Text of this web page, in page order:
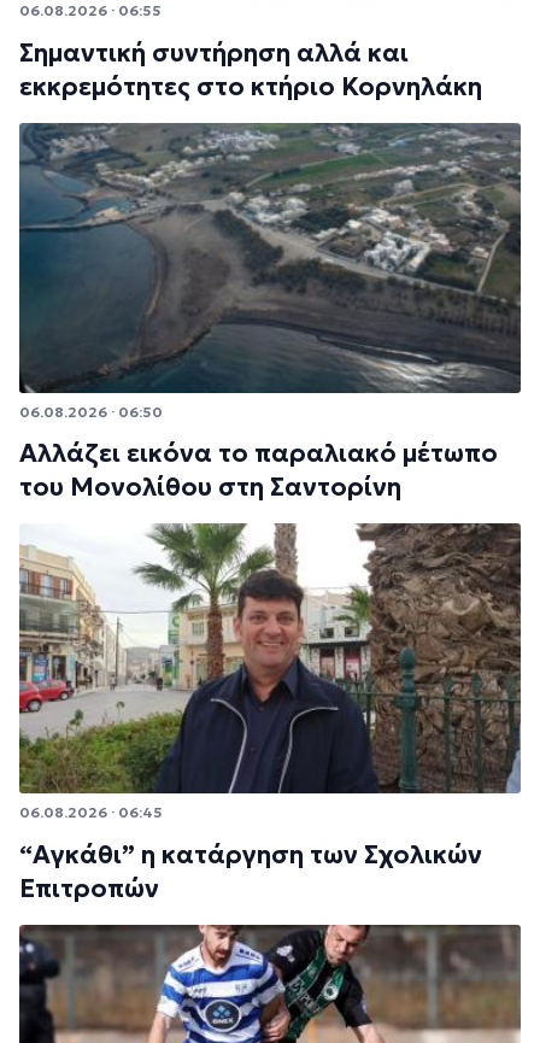
06.08.2026 · 06:55
Σημαντική συντήρηση αλλά και
εκκρεμότητες στο κτήριο Κορνηλάκη
06.08.2026 · 06:50
Αλλάζει εικόνα το παραλιακό μέτωπο
του Μονολίθου στη Σαντορίνη
06.08.2026 · 06:45
“Αγκάθι” η κατάργηση των Σχολικών
Επιτροπών